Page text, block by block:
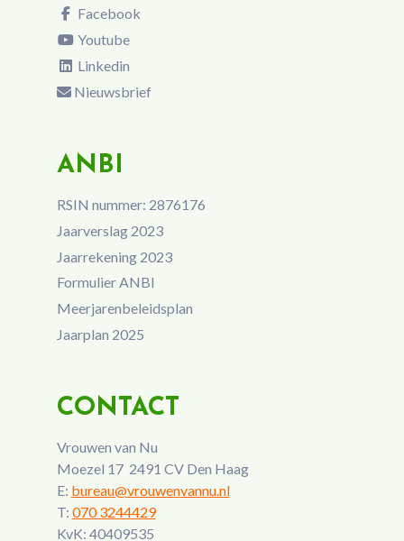
Facebook
Youtube
Linkedin
Nieuwsbrief
ANBI
RSIN nummer: 2876176
Jaarverslag 2023
Jaarrekening 2023
Formulier ANBI
Meerjarenbeleidsplan
Jaarplan 2025
CONTACT
Vrouwen van Nu
Moezel 17 2491 CV Den Haag
E: bureau@vrouwenvannu.nl
T: 070 3244429
KvK: 40409535